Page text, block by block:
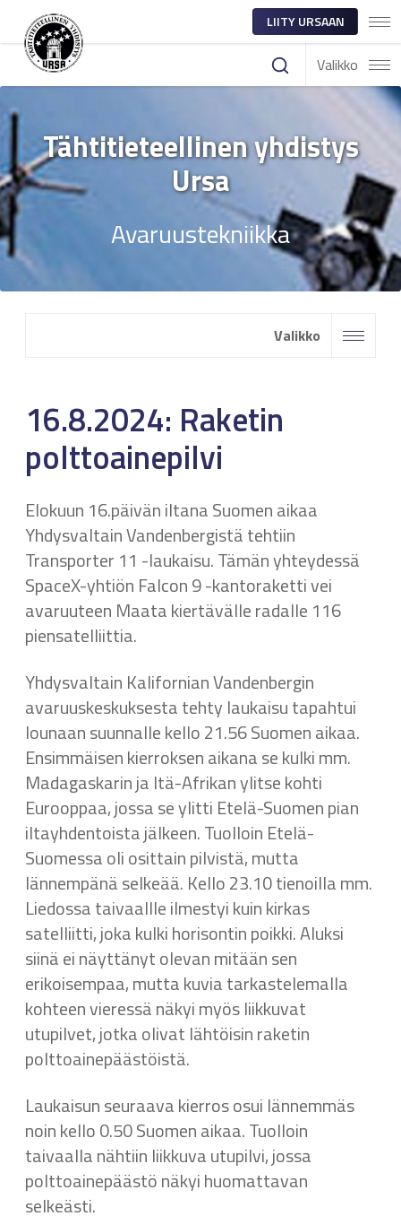
LIITY URSAAN
Valikko
Tähtitieteellinen yhdistys
Ursa
Avaruustekniikka
Valikko
16.8.2024: Raketin
polttoainepilvi
Elokuun 16.päivän iltana Suomen aikaa
Yhdysvaltain Vandenbergistä tehtiin
Transporter 11 -laukaisu. Tämän yhteydessä
SpaceX-yhtiön Falcon 9 -kantoraketti vei
avaruuteen Maata kiertävälle radalle 116
piensatelliittia.
Yhdysvaltain Kalifornian Vandenbergin
avaruuskeskuksesta tehty laukaisu tapahtui
lounaan suunnalle kello 21.56 Suomen aikaa.
Ensimmäisen kierroksen aikana se kulki mm.
Madagaskarin ja Itä-Afrikan ylitse kohti
Eurooppaa, jossa se ylitti Etelä-Suomen pian
iltayhdentoista jälkeen. Tuolloin Etelä-
Suomessa oli osittain pilvistä, mutta
lännempänä selkeää. Kello 23.10 tienoilla mm.
Liedossa taivaallle ilmestyi kuin kirkas
satelliitti, joka kulki horisontin poikki. Aluksi
siinä ei näyttänyt olevan mitään sen
erikoisempaa, mutta kuvia tarkastelemalla
kohteen vieressä näkyi myös liikkuvat
utupilvet, jotka olivat lähtöisin raketin
polttoainepäästöistä.
Laukaisun seuraava kierros osui lännemmäs
noin kello 0.50 Suomen aikaa. Tuolloin
taivaalla nähtiin liikkuva utupilvi, jossa
polttoainepäästö näkyi huomattavan
selkeästi.